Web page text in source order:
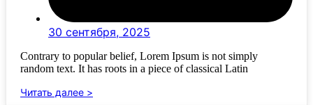
30 сентября, 2025
Contrary to popular belief, Lorem Ipsum is not simply
random text. It has roots in a piece of classical Latin
Читать далее >